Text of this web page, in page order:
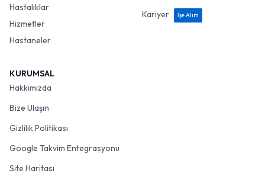
Hastalıklar
Hizmetler
Hastaneler
Kariyer
İşe Alım
KURUMSAL
Hakkımızda
Bize Ulaşın
Gizlilik Politikası
Google Takvim Entegrasyonu
Site Haritası